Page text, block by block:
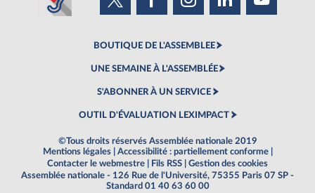
BOUTIQUE DE L'ASSEMBLEE
UNE SEMAINE À L'ASSEMBLÉE
S'ABONNER À UN SERVICE
OUTIL D'ÉVALUATION LEXIMPACT
©Tous droits réservés Assemblée nationale 2019
Mentions légales
Accessibilité : partiellement conforme
Contacter le webmestre
Fils RSS
Gestion des cookies
Assemblée nationale - 126 Rue de l'Université, 75355 Paris 07 SP -
Standard 01 40 63 60 00